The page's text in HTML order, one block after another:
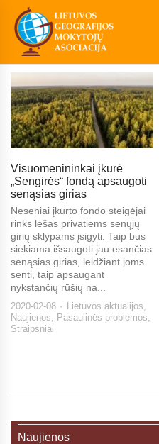
Visuomenininkai įkūrė
„Sengirės“ fondą apsaugoti
senąsias girias
Neseniai įkurto fondo steigėjai
rinks lėšas privatiems senųjų
girių sklypams įsigyti. Taip bus
siekiama išsaugoti jau esančias
senąsias girias, leidžiant joms
senti, taip apsaugant
nykstančių rūšių na...
2020-02-08 Lietuvos aktualijos,
Naujienos, Pasaulinės problemos,
Straipsniai
Naujienos